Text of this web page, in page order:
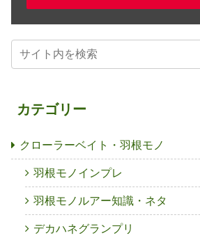
カテゴリー
クローラーベイト・羽根モノ
羽根モノインプレ
羽根モノルアー知識・ネタ
デカハネグランプリ